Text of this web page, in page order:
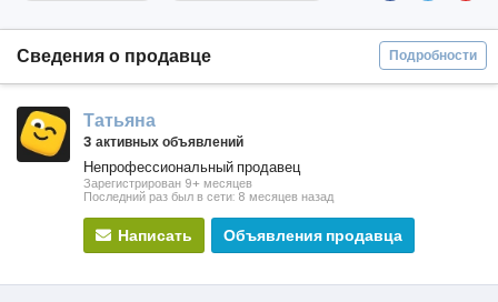
Сведения о продавце Подробности
Татьяна
3 активных объявлений
Непрофессиональный продавец
Зарегистрирован 9+ месяцев
Последний раз был в сети: 8 месяцев назад
Написать Объявления продавца